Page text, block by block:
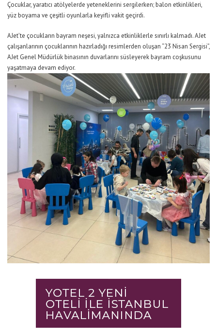
Çocuklar, yaratıcı atölyelerde yeteneklerini sergilerken; balon etkinlikleri,
yüz boyama ve çeşitli oyunlarla keyifli vakit geçirdi.
AJet’te çocukların bayram neşesi,yalnızca etkinliklerle sınırlı kalmadı.AJet
çalışanlarının çocuklarının hazırladığı resimlerden oluşan “23 Nisan Sergisi”,
AJet Genel Müdürlük binasının duvarlarını süsleyerek bayram coşkusunu
yaşatmaya devam ediyor.